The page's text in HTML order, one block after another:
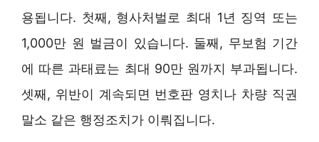
용됩니다. 첫째, 형사처벌로 최대 1년 징역 또는
1,000만 원 벌금이 있습니다. 둘째, 무보험 기간
에 따른 과태료는 최대 90만 원까지 부과됩니다.
셋째, 위반이 계속되면 번호판 영치나 차량 직권
말소 같은 행정조치가 이뤄집니다.